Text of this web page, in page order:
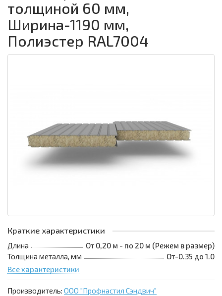
толщиной 60 мм,
Ширина-1190 мм,
Полиэстер RAL7004
Краткие характеристики
Длина
От 0,20 м - по 20 м (Режем в размер)
Толщина металла, мм
От-0.35 до 1.0
Все характеристики
Производитель: ООО "Профнастил Сэндвич"